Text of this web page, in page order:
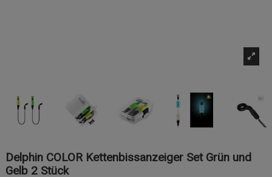
Delphin COLOR Kettenbissanzeiger Set Grün und
Gelb 2 Stück